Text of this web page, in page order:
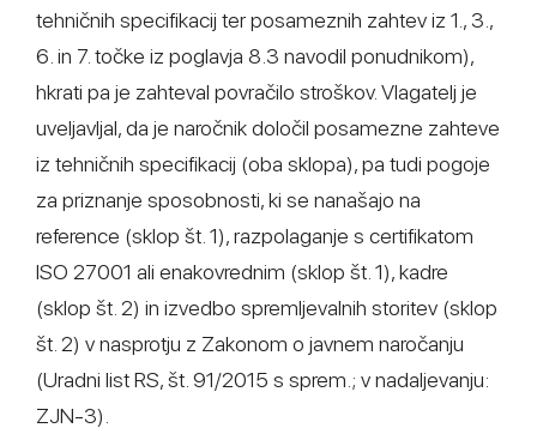
tehničnih specifikacij ter posameznih zahtev iz 1., 3.,
6. in 7. točke iz poglavja 8.3 navodil ponudnikom),
hkrati pa je zahteval povračilo stroškov. Vlagatelj je
uveljavljal, da je naročnik določil posamezne zahteve
iz tehničnih specifikacij (oba sklopa), pa tudi pogoje
za priznanje sposobnosti, ki se nanašajo na
reference (sklop št. 1), razpolaganje s certifikatom
ISO 27001 ali enakovrednim (sklop št. 1), kadre
(sklop št. 2) in izvedbo spremljevalnih storitev (sklop
št. 2) v nasprotju z Zakonom o javnem naročanju
(Uradni list RS, št. 91/2015 s sprem.; v nadaljevanju:
ZJN-3).